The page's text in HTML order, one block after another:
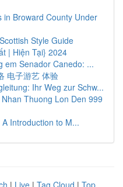
in Broward County Under
Style Guide
| Hiện Tại} 2024
em Senador Canedo: ...
电子游艺 体验
Ihr Weg zur Schw...
Thuong Lon Den 999
Introduction to M...
| Live | Tag Cloud | Top